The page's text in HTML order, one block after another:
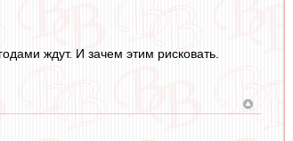
ждут. И зачем этим рисковать.